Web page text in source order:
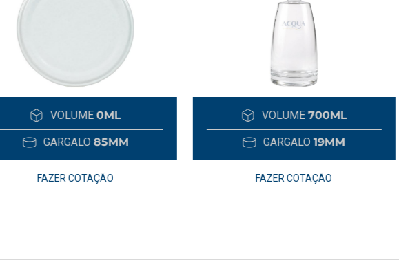
VOLUME 0ML
GARGALO 85MM
FAZER COTAÇÃO
VOLUME 700ML
GARGALO 19MM
FAZER COTAÇÃO